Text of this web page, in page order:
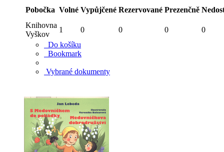
Pobočka Volné Vypůjčené Rezervované Prezenčně
Knihovna
Vyškov
1 0 0 0
0
Do košíku
Bookmark
Vybrané dokumenty